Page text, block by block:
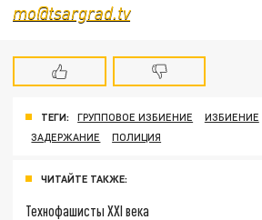
mo@tsargrad.tv
ТЕГИ: ГРУППОВОЕ ИЗБИЕНИЕ ИЗБИЕНИЕ
ЗАДЕРЖАНИЕ
ПОЛИЦИЯ
ЧИТАЙТЕ ТАКЖЕ:
Технофашисты XXI века